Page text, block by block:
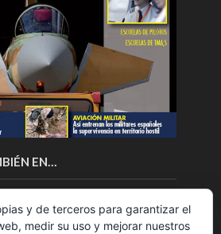
EN…
y de terceros para garantizar el
medir su uso y mejorar nuestros